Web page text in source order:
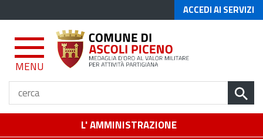
ACCEDI AI SERVIZI
MENU
L' AMMINISTRAZIONE